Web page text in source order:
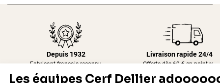
Depuis 1932
Fabricant français reconnu
Livraison rapide 24/48h
Offerte dès 69 € en point